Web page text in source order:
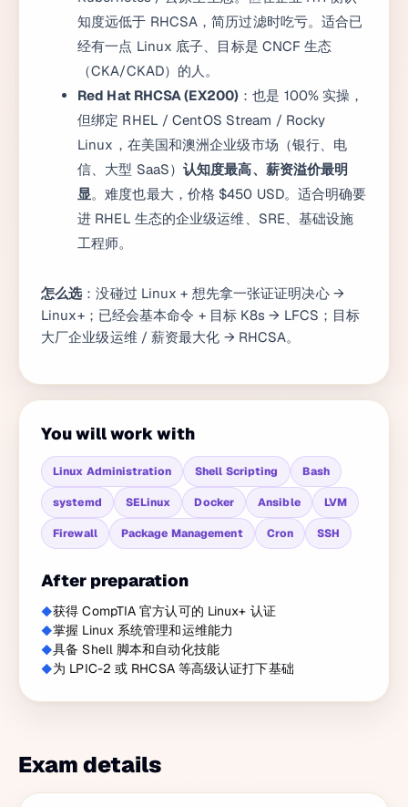
知度远低于 RHCSA，简历过滤时吃亏。适合已
经有一点 Linux 底子、目标是 CNCF 生态
（CKA/CKAD）的人。
Red Hat RHCSA (EX200) ：也是 100% 实操，
但绑定 RHEL / CentOS Stream / Rocky
Linux，在美国和澳洲企业级市场（银行、电
信、大型 SaaS） 认知度最高、薪资溢价最明
显。难度也最大，价格 $450 USD。适合明确要
进 RHEL 生态的企业级运维、SRE、基础设施
工程师。
怎么选：没碰过 Linux + 想先拿一张证证明决心 →
Linux+；已经会基本命令 + 目标 K8s → LFCS；目标
大厂企业级运维 / 薪资最大化 → RHCSA。
You will work with
Linux Administration Shell Scripting Bash
systemd SELinux Docker Ansible LVM
Firewall Package Management Cron SSH
After preparation
获得 CompTIA 官方认可的 Linux+ 认证
掌握 Linux 系统管理和运维能力
具备 Shell 脚本和自动化技能
为 LPIC-2 或 RHCSA 等高级认证打下基础
Exam details